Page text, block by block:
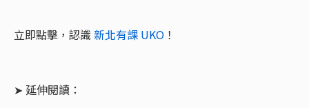
立即點擊，認識 新北有課 UKO ！
➤ 延伸閱讀：